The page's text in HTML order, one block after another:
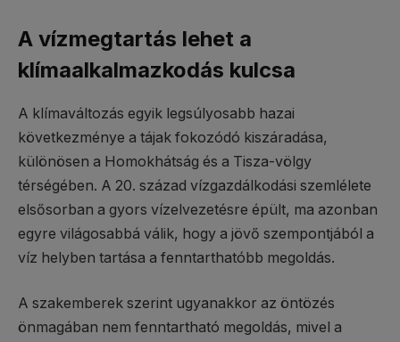
A vízmegtartás lehet a
klímaalkalmazkodás kulcsa
A klímaváltozás egyik legsúlyosabb hazai
következménye a tájak fokozódó kiszáradása,
különösen a Homokhátság és a Tisza-völgy
térségében. A 20. század vízgazdálkodási szemlélete
elsősorban a gyors vízelvezetésre épült, ma azonban
egyre világosabbá válik, hogy a jövő szempontjából a
víz helyben tartása a fenntarthatóbb megoldás.
A szakemberek szerint ugyanakkor az öntözés
önmagában nem fenntartható megoldás, mivel a